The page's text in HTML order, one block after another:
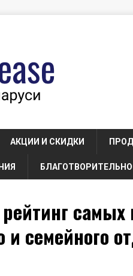
АКЦИИ И СКИДКИ
и семейного